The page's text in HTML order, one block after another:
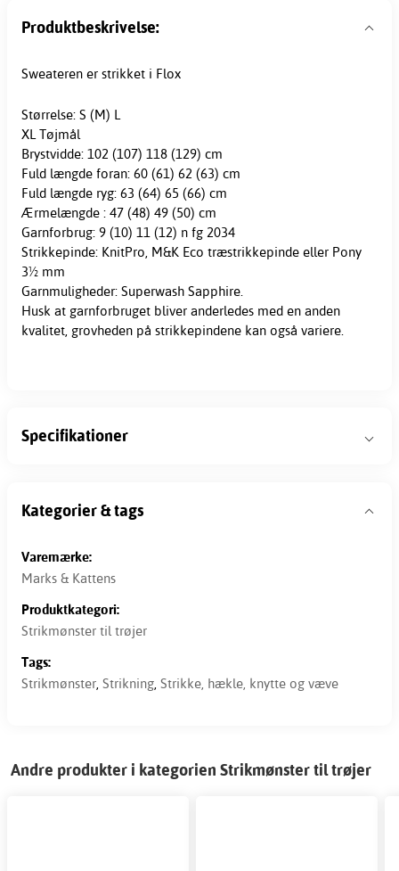
Produktbeskrivelse:
Sweateren er strikket i Flox
Størrelse: S (M) L
XL Tøjmål
Brystvidde: 102 (107) 118 (129) cm
Fuld længde foran: 60 (61) 62 (63) cm
Fuld længde ryg: 63 (64) 65 (66) cm
Ærmelængde : 47 (48) 49 (50) cm
Garnforbrug: 9 (10) 11 (12) n fg 2034
Strikkepinde: KnitPro, M&K Eco træstrikkepinde eller Pony
3½ mm
Garnmuligheder: Superwash Sapphire.
Husk at garnforbruget bliver anderledes med en anden
kvalitet, grovheden på strikkepindene kan også variere.
Specifikationer
Kategorier & tags
Varemærke:
Marks & Kattens
Produktkategori:
Strikmønster til trøjer
Tags:
Strikmønster, Strikning, Strikke, hækle, knytte og væve
Andre produkter i kategorien Strikmønster til trøjer